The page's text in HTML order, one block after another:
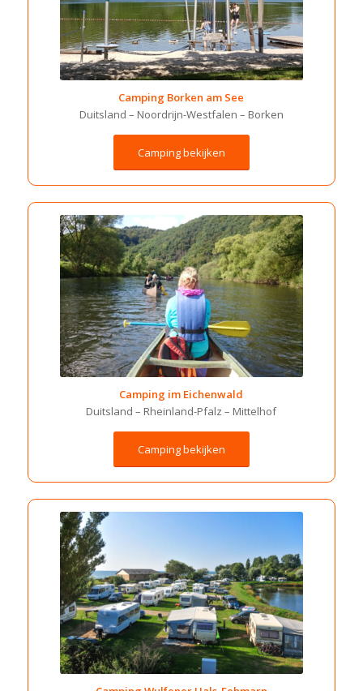
Camping Borken am See
Duitsland – Noordrijn-Westfalen – Borken
Camping bekijken
Camping im Eichenwald
Duitsland – Rheinland-Pfalz – Mittelhof
Camping bekijken